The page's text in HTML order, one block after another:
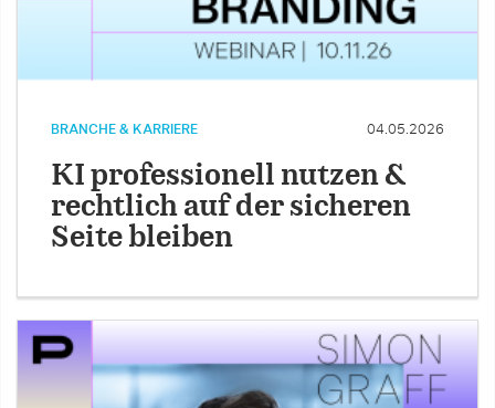
BRANCHE & KARRIERE 04.05.2026
KI professionell nutzen &
rechtlich auf der sicheren
Seite bleiben